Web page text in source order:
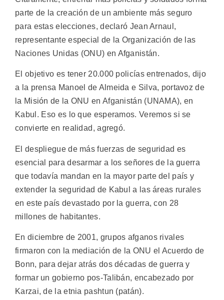
parte de la creación de un ambiente más seguro
para estas elecciones, declaró Jean Arnaul,
representante especial de la Organización de las
Naciones Unidas (ONU) en Afganistán.
El objetivo es tener 20.000 policías entrenados, dijo
a la prensa Manoel de Almeida e Silva, portavoz de
la Misión de la ONU en Afganistán (UNAMA), en
Kabul. Eso es lo que esperamos. Veremos si se
convierte en realidad, agregó.
El despliegue de más fuerzas de seguridad es
esencial para desarmar a los señores de la guerra
que todavía mandan en la mayor parte del país y
extender la seguridad de Kabul a las áreas rurales
en este país devastado por la guerra, con 28
millones de habitantes.
En diciembre de 2001, grupos afganos rivales
firmaron con la mediación de la ONU el Acuerdo de
Bonn, para dejar atrás dos décadas de guerra y
formar un gobierno pos-Talibán, encabezado por
Karzai, de la etnia pashtun (patán).